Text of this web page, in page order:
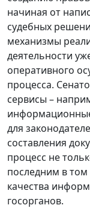
начиная от
судебных
механизмы
деятельности
оперативного
процесса.
сервисы –
для
составления
процесс не
последним в
качества
госорганов.